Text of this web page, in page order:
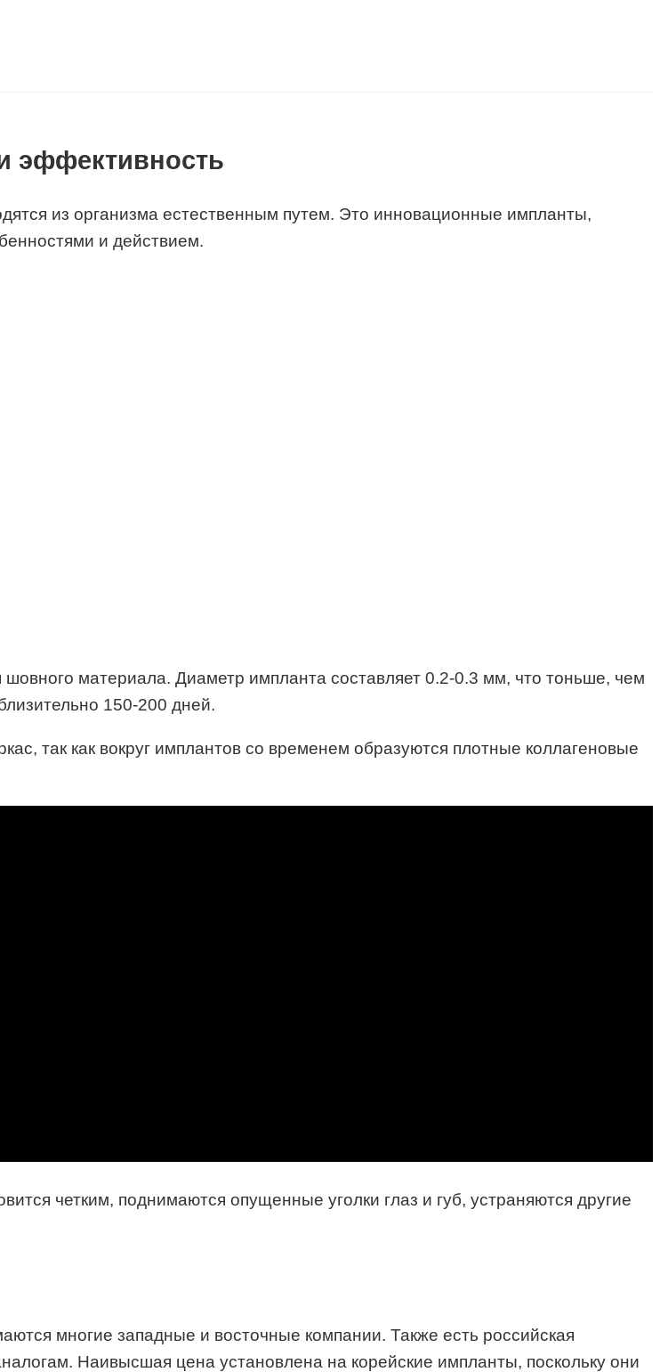
эффективность
из организма естественным путем. Это инновационные импланты,
и действием.
материала. Диаметр импланта составляет 0.2-0.3 мм, что тоньше, чем
150-200 дней.
так как вокруг имплантов со временем образуются плотные коллагеновые
четким, поднимаются опущенные уголки глаз и губ, устраняются другие
многие западные и восточные компании. Также есть российская
Наивысшая цена установлена на корейские импланты, поскольку они